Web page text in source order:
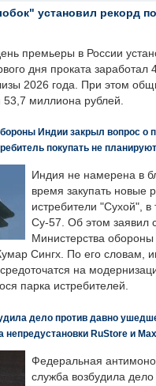
установил рекорд
премьеры в России
дня проката заработал
2026 года. При этом
миллиона рублей.
Индии закрыл вопрос о
покупать не планируют
Индия не намерена в
время закупать новые
истребители "Сухой", в
Су-57. Об этом заявил
Министерства обороны
Сингх. По его словам,
на
парка истребителей.
дело против давно
непредустановки RuStore и Max
Федеральная
служба возбудила дело